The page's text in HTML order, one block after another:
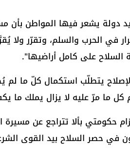
دولة يشعر فيها المواطن بأن
في الحرب والسلم، وتقرّر ولا
على كامل أراضيها".
يتطلّب استكمال كلّ ما لم
كل ما مرّ عليه لا يزال يملك
حكومتي بألا تتراجع عن
في حصر السلاح بيد القوى